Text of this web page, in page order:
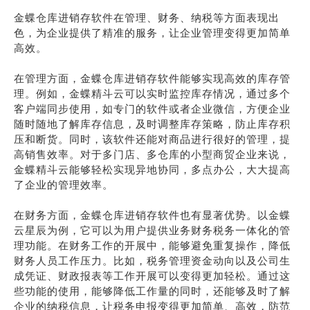
金蝶仓库进销存软件在管理、财务、纳税等方面表现出
色，为企业提供了精准的服务，让企业管理变得更加简单
高效。
在管理方面，金蝶仓库进销存软件能够实现高效的库存管
理。例如，金蝶精斗云可以实时监控库存情况，通过多个
客户端同步使用，如专门的软件或者企业微信，方便企业
随时随地了解库存信息，及时调整库存策略，防止库存积
压和断货。同时，该软件还能对商品进行很好的管理，提
高销售效率。对于多门店、多仓库的小型商贸企业来说，
金蝶精斗云能够轻松实现异地协同，多点办公，大大提高
了企业的管理效率。
在财务方面，金蝶仓库进销存软件也有显著优势。以金蝶
云星辰为例，它可以为用户提供业务财务税务一体化的管
理功能。在财务工作的开展中，能够避免重复操作，降低
财务人员工作压力。比如，税务管理资金动向以及公司生
成凭证、财政报表等工作开展可以变得更加轻松。通过这
些功能的使用，能够降低工作量的同时，还能够及时了解
企业的纳税信息，让税务申报变得更加简单、高效，防范